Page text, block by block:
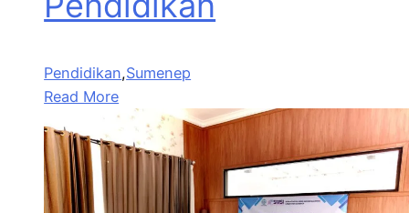
Pendidikan,Sumenep
Read More